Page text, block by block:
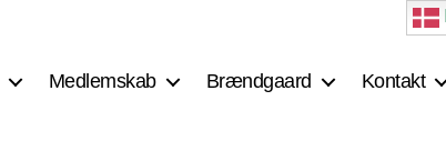
Medlemskab Brændgaard Kontakt